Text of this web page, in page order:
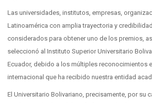
Las universidades, institutos, empresas,
Latinoamérica con amplia trayectoria y
considerados para obtener uno de los premios,
seleccionó al Instituto Superior Universitario
Ecuador, debido a los múltiples reconocimientos
internacional que ha recibido nuestra entidad
El Universitario Bolivariano, precisamente, por su